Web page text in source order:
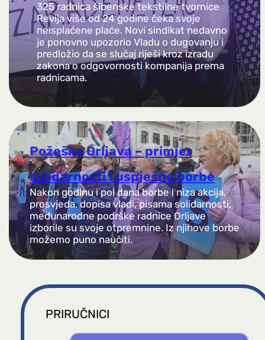
325 radnica šibenske tekstilne tvornice
Revija više od 24 godine čeka svoje
neisplaćene plaće. Novi sindikat nedavno
je ponovno upozorio Vladu o dugovanju i
predložio da se slučaj riješi kroz izradu
zakona o odgovornosti kompanija prema
radnicama.
Požeška Orljava – primjer
solidarnosti i uspješne borbe
Nakon godinu i pol dana borbe i niza akcija,
prosvjeda, dopisa vladi, pisama solidarnosti,
međunarodne podrške radnice Orljave
izborile su svoje otpremnine. Iz njihove borbe
možemo puno naučiti.
PRIRUČNICI